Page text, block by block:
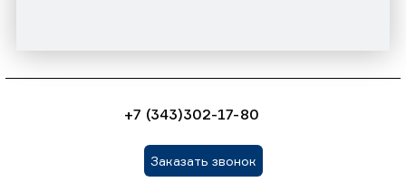
+7 (343)302-17-80
Заказать звонок